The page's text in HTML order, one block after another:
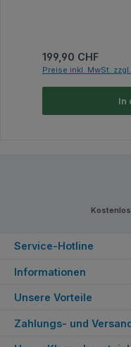
Regulärer Preis:
199,90 CHF
Preise inkl. MwSt.
In
Service-Hotline
Informationen
Unsere Vorteile
Zahlungs- und